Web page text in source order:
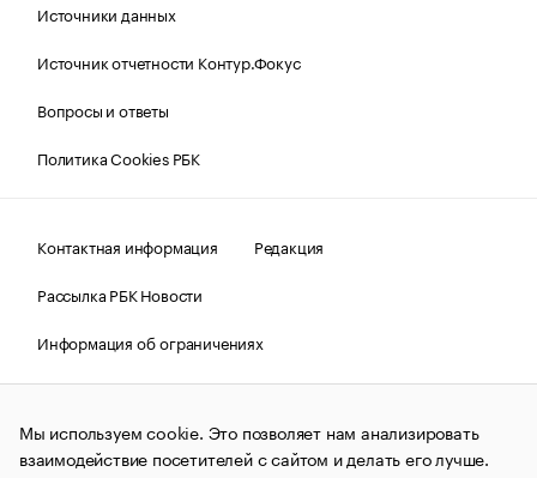
Источники данных
Источник отчетности Контур.Фокус
Вопросы и ответы
Политика Cookies РБК
Контактная информация
Редакция
Рассылка РБК Новости
Информация об ограничениях
Правовая информация
О соблюдении авторских прав
© АО «РОСБИЗНЕСКОНСАЛТИНГ»,1995–2026.Сообщения
и материалы информационного агентства «РБК»
(зарегистрировано Федеральной службой по надзору в сфере
Мы используем cookie. Это позволяет нам анализировать
взаимодействие посетителей с сайтом и делать его лучше.